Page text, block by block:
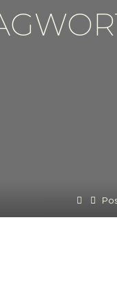
Home